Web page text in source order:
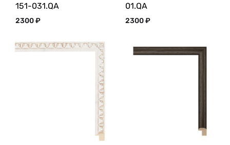
151-031.QA
2300₽
01.QA
2300₽